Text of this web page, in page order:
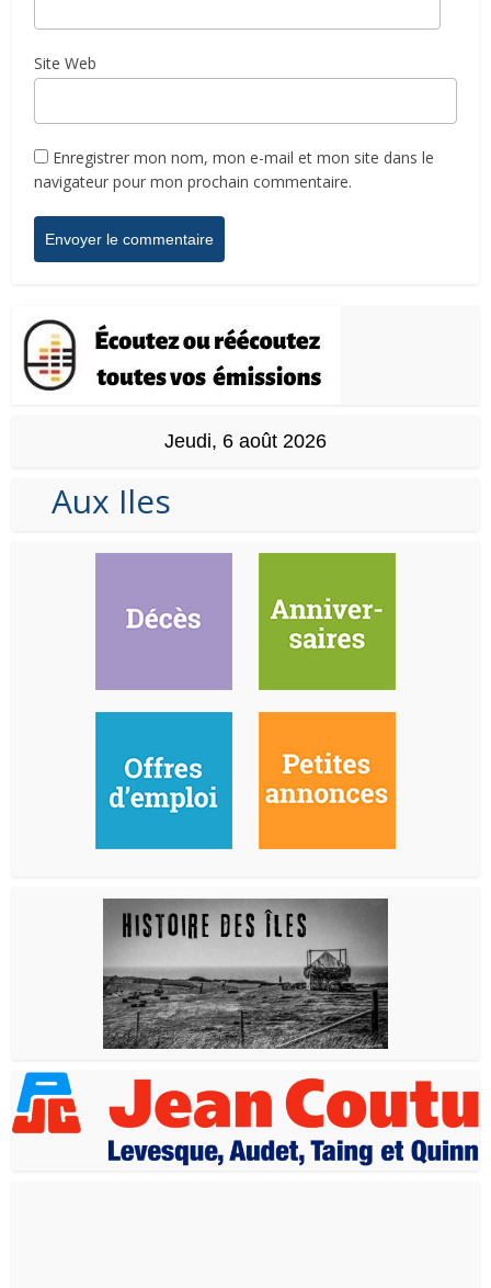
Site Web
Enregistrer mon nom, mon e-mail et mon site dans le
navigateur pour mon prochain commentaire.
Jeudi, 6 août 2026
Aux Iles